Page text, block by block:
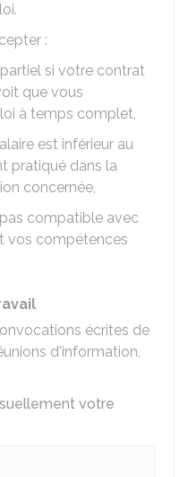
:
si votre contrat
que vous
à temps complet,
est inférieur au
pratiqué dans la
concernée,
compatible avec
vos compétences
écrites de
d'information,
votre